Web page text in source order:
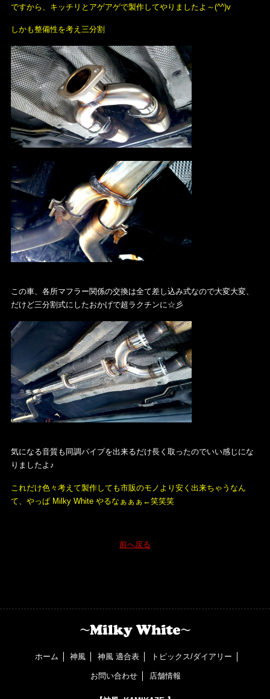
ですから、キッチリとアゲアゲで製作してやりましたよ～(^^)v
しかも整備性を考え三分割
この車、各所マフラー関係の交換は全て差し込み式なので大変大変、
だけど三分割式にしたおかげで超ラクチンに☆彡
気になる音質も同調パイプを出来るだけ長く取ったのでいい感じにな
りましたよ♪
これだけ色々考えて製作しても市販のモノより安く出来ちゃうなん
て、やっぱ Milky White やるなぁぁぁ←笑笑笑
前へ戻る
ホーム 神風 神風 適合表 トピックス/ダイアリー
お問い合わせ 店舗情報